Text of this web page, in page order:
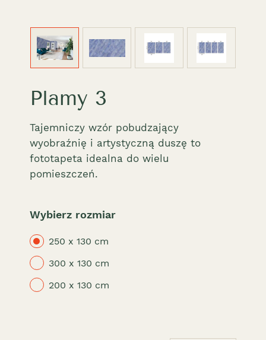
Plamy 3
Tajemniczy wzór pobudzający
wyobraźnię i artystyczną duszę to
fototapeta idealna do wielu
pomieszczeń.
Wybierz rozmiar
250 x 130 cm
300 x 130 cm
200 x 130 cm